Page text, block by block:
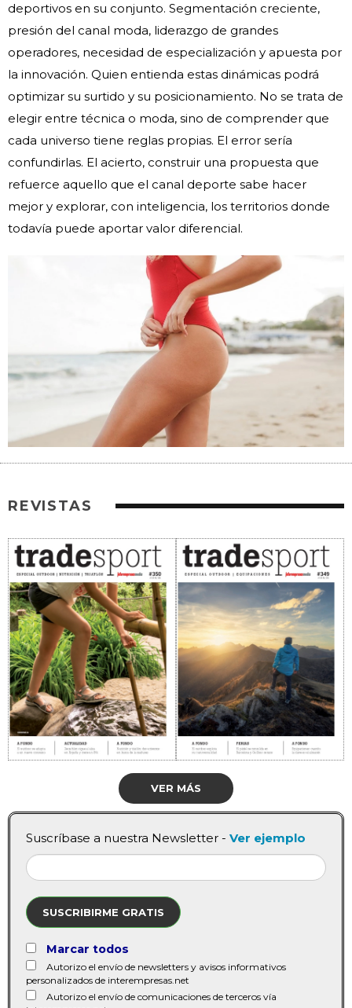
deportivos en su conjunto. Segmentación creciente,
presión del canal moda, liderazgo de grandes
operadores, necesidad de especialización y apuesta por
la innovación. Quien entienda estas dinámicas podrá
optimizar su surtido y su posicionamiento. No se trata de
elegir entre técnica o moda, sino de comprender que
cada universo tiene reglas propias. El error sería
confundirlas. El acierto, construir una propuesta que
refuerce aquello que el canal deporte sabe hacer
mejor y explorar, con inteligencia, los territorios donde
todavía puede aportar valor diferencial.
REVISTAS
VER MÁS
Suscríbase a nuestra Newsletter - Ver ejemplo
SUSCRIBIRME GRATIS
Marcar todos
Autorizo el envío de newsletters y avisos informativos
personalizados de interempresas.net
Autorizo el envío de comunicaciones de terceros vía